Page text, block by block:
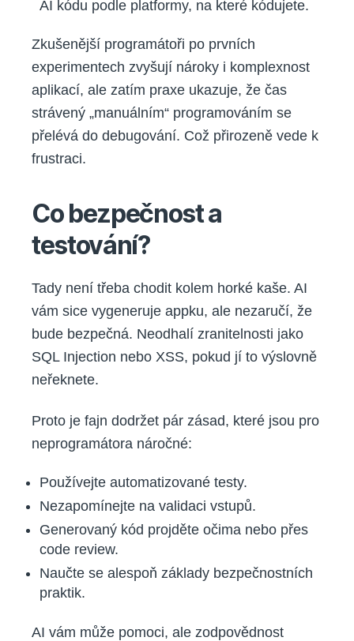
AI kódu podle platformy, na které kódujete.
Zkušenější programátoři po prvních
experimentech zvyšují nároky i komplexnost
aplikací, ale zatím praxe ukazuje, že čas
strávený „manuálním“ programováním se
přelévá do debugování. Což přirozeně vede k
frustraci.
Co bezpečnost a
testování?
Tady není třeba chodit kolem horké kaše. AI
vám sice vygeneruje appku, ale nezaručí, že
bude bezpečná. Neodhalí zranitelnosti jako
SQL Injection nebo XSS, pokud jí to výslovně
neřeknete.
Proto je fajn dodržet pár zásad, které jsou pro
neprogramátora náročné:
Používejte automatizované testy.
Nezapomínejte na validaci vstupů.
Generovaný kód projděte očima nebo přes
code review.
Naučte se alespoň základy bezpečnostních
praktik.
AI vám může pomoci, ale zodpovědnost